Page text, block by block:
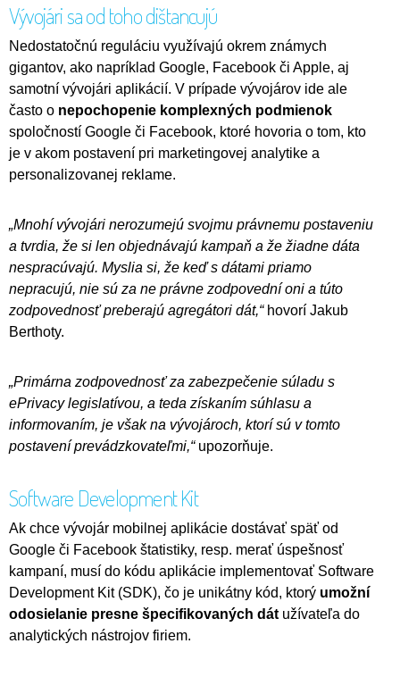
Vývojári sa od toho dištancujú
Nedostatočnú reguláciu využívajú okrem známych
gigantov, ako napríklad Google, Facebook či Apple, aj
samotní vývojári aplikácií. V prípade vývojárov ide ale
často o nepochopenie komplexných podmienok
spoločností Google či Facebook, ktoré hovoria o tom, kto
je v akom postavení pri marketingovej analytike a
personalizovanej reklame.
„Mnohí vývojári nerozumejú svojmu právnemu postaveniu
a tvrdia, že si len objednávajú kampaň a že žiadne dáta
nespracúvajú. Myslia si, že keď s dátami priamo
nepracujú, nie sú za ne právne zodpovední oni a túto
zodpovednosť preberajú agregátori dát,“ hovorí Jakub
Berthoty.
„Primárna zodpovednosť za zabezpečenie súladu s
ePrivacy legislatívou, a teda získaním súhlasu a
informovaním, je však na vývojároch, ktorí sú v tomto
postavení prevádzkovateľmi,“upozorňuje.
Software Development Kit
Ak chce vývojár mobilnej aplikácie dostávať späť od
Google či Facebook štatistiky, resp. merať úspešnosť
kampaní, musí do kódu aplikácie implementovať Software
Development Kit (SDK), čo je unikátny kód, ktorý umožní
odosielanie presne špecifikovaných dát užívateľa do
analytických nástrojov firiem.